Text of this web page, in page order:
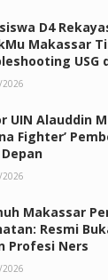
D4
Makassar
USG
UIN Alauddin
Fighter’
Makassar
Resmi
Profesi Ners